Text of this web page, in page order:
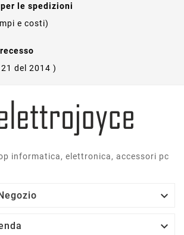
le spedizioni
e costi)
del 2014 )
informatica, elettronica, accessori pc

